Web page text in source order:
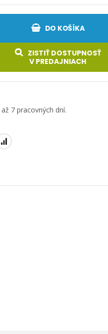
DO KOŠÍKA
ZISTIŤ DOSTUPNOSŤ
V PREDAJNIACH
7 pracovných dní.